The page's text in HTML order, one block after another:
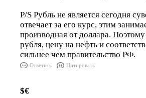
P/S Рубль не является сегодня
отвечает за его курс, этим
производная от доллара.
рубля, цену на нефть и
сильнее чем правительство РФ.
Ответить Цитировать
$€